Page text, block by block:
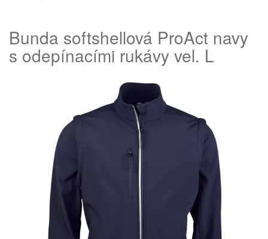
Bunda softshellová ProAct navy
s odepínacími rukávy vel. L